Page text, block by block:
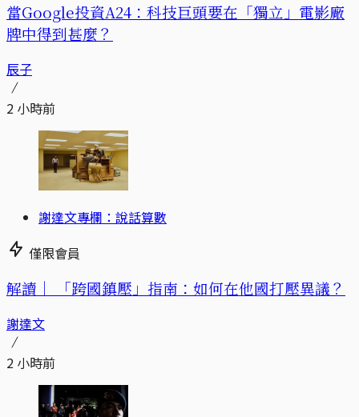
當Google投資A24：科技巨頭要在「獨立」電影廠
牌中得到甚麼？
辰子
2 小時前
謝達文專欄：說話算數
僅限會員
解讀｜ 「跨國鎮壓」指南：如何在他國打壓異議？
謝達文
2 小時前